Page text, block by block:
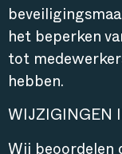
het beperken
tot
hebben.
WIJZIGINGEN
Wij beoordelen